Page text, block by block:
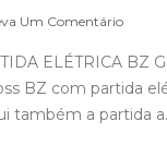
Um Comentário
ELÉTRICA BZ
BZ com partida
também a partida